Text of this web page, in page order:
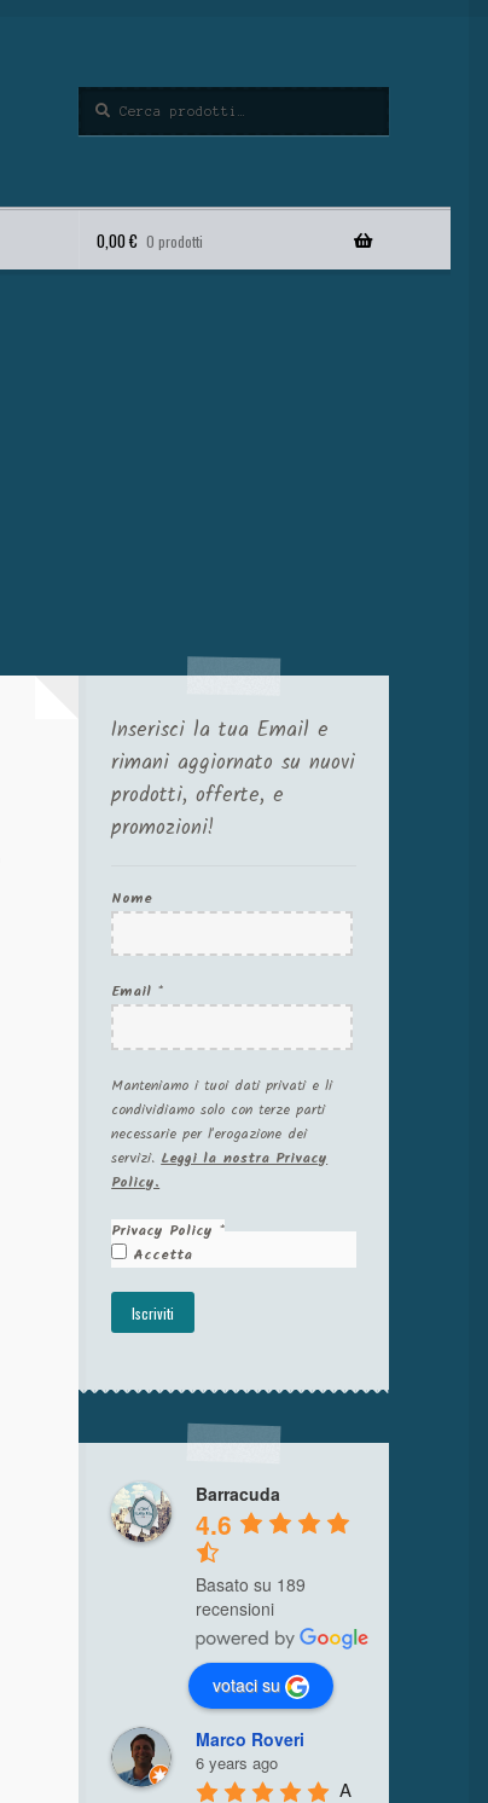
0,00€ 0 prodotti
Inserisci la tua Email e
rimani aggiornato su nuovi
prodotti, offerte, e
promozioni!
Nome
Email *
Manteniamo i tuoi dati privati e li
condividiamo solo con terze parti
necessarie per l'erogazione dei
servizi.Leggi la nostra Privacy
Policy.
Privacy Policy *
Accetta
Barracuda
4.6
Basato su 189
recensioni
votaci su
Marco Roveri
6 years ago
A